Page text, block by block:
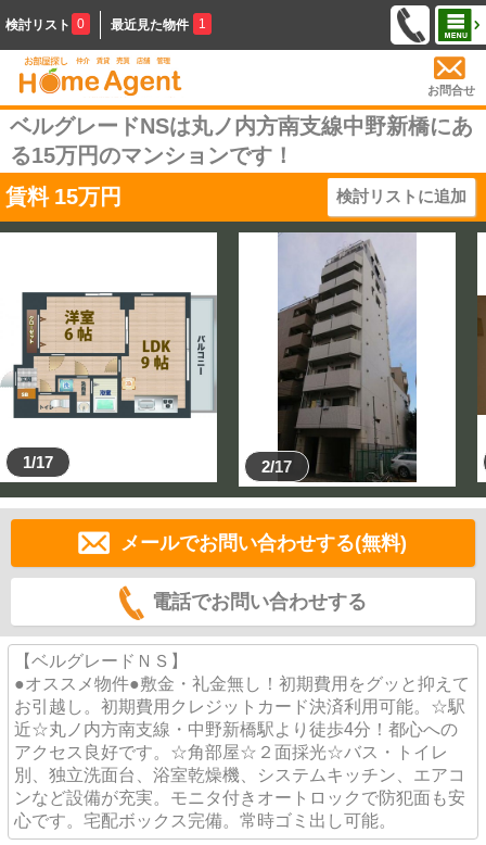
検討リスト 0 最近見た物件 1
お問合せ
ベルグレードNSは丸ノ内方南支線中野新橋にあ
る15万円のマンションです！
賃料 15万円 検討リストに追加
1/17 2/17
メールでお問い合わせする(無料)
電話でお問い合わせする
【ベルグレードＮＳ】
●オススメ物件●敷金・礼金無し！初期費用をグッと抑えて
お引越し。初期費用クレジットカード決済利用可能。☆駅
近☆丸ノ内方南支線・中野新橋駅より徒歩4分！都心への
アクセス良好です。☆角部屋☆２面採光☆バス・トイレ
別、独立洗面台、浴室乾燥機、システムキッチン、エアコ
ンなど設備が充実。モニタ付きオートロックで防犯面も安
心です。宅配ボックス完備。常時ゴミ出し可能。